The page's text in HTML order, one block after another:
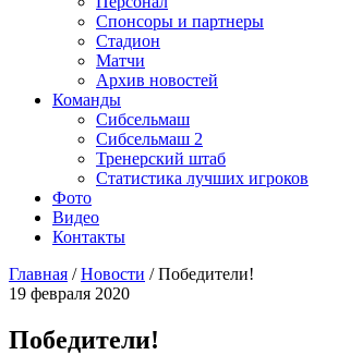
Спонсоры и партнеры
Стадион
Матчи
Архив новостей
Команды
Сибсельмаш
Сибсельмаш 2
Тренерский штаб
Статистика лучших игроков
Фото
Видео
Контакты
Главная /Новости /Победители!
19 февраля 2020
Победители!